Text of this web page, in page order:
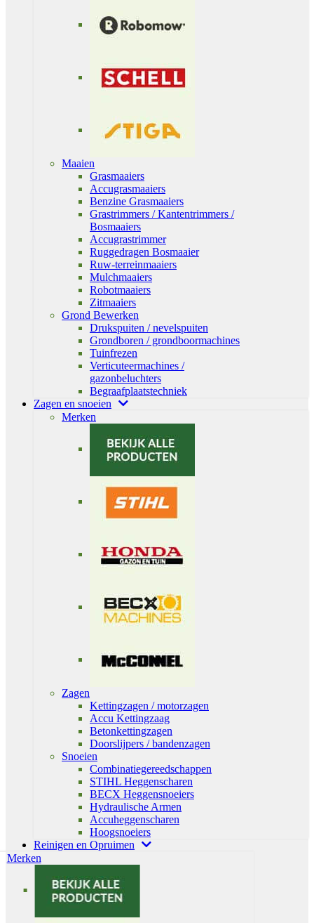
Maaien
Grasmaaiers
Accugrasmaaiers
Benzine Grasmaaiers
Grastrimmers / Kantentrimmers /
Bosmaaiers
Accugrastrimmer
Ruggedragen Bosmaaier
Ruw-terreinmaaiers
Mulchmaaiers
Robotmaaiers
Zitmaaiers
Grond Bewerken
Drukspuiten / nevelspuiten
Grondboren / grondboormachines
Tuinfrezen
Verticuteermachines /
gazonbeluchters
Begraafplaatstechniek
Zagen en snoeien
Merken
Zagen
Kettingzagen / motorzagen
Accu Kettingzaag
Betonkettingzagen
Doorslijpers / bandenzagen
Snoeien
Combinatiegereedschappen
STIHL Heggenscharen
BECX Heggensnoeiers
Hydraulische Armen
Accuheggenscharen
Hoogsnoeiers
Reinigen en Opruimen
Merken